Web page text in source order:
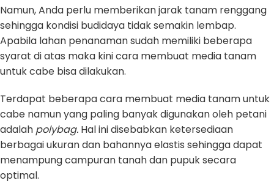
Namun, Anda perlu memberikan jarak tanam renggang
sehingga kondisi budidaya tidak semakin lembap.
Apabila lahan penanaman sudah memiliki beberapa
syarat di atas maka kini cara membuat media tanam
untuk cabe bisa dilakukan.
Terdapat beberapa cara membuat media tanam untuk
cabe namun yang paling banyak digunakan oleh petani
adalah polybag. Hal ini disebabkan ketersediaan
berbagai ukuran dan bahannya elastis sehingga dapat
menampung campuran tanah dan pupuk secara
optimal.